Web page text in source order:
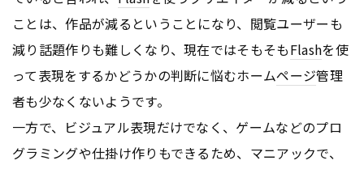
ことは、作品が減るということになり、閲覧ユーザーも
減り話題作りも難しくなり、現在ではそもそもFlashを使
って表現をするかどうかの判断に悩むホームページ管理
者も少なくないようです。
一方で、ビジュアル表現だけでなく、ゲームなどのプロ
グラミングや仕掛け作りもできるため、マニアックで、